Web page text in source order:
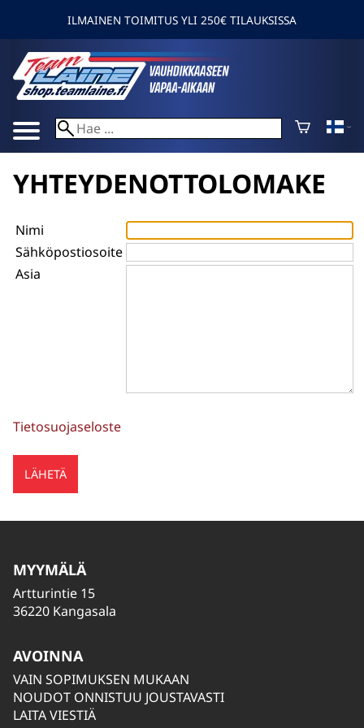
ILMAINEN TOIMITUS YLI 250€ TILAUKSISSA
YHTEYDENOTTOLOMAKE
Nimi
Sähköpostiosoite
Asia
Tietosuojaseloste
MYYMÄLÄ
Artturintie 15
36220 Kangasala
AVOINNA
VAIN SOPIMUKSEN MUKAAN
NOUDOT ONNISTUU JOUSTAVASTI
LAITA VIESTIÄ